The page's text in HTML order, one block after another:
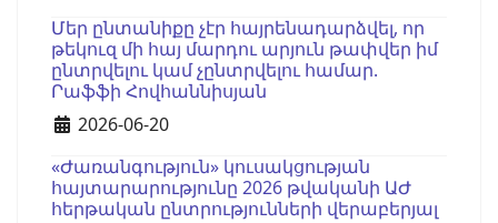
Մեր ընտանիքը չէր հայրենադարձվել, որ
թեկուզ մի հայ մարդու արյուն թափվեր իմ
ընտրվելու կամ չընտրվելու համար.
Րաֆֆի Հովհաննիսյան
Details
2026-06-20
«Ժառանգություն» կուսակցության
հայտարարությունը 2026 թվականի ԱԺ
հերթական ընտրությունների վերաբերյալ